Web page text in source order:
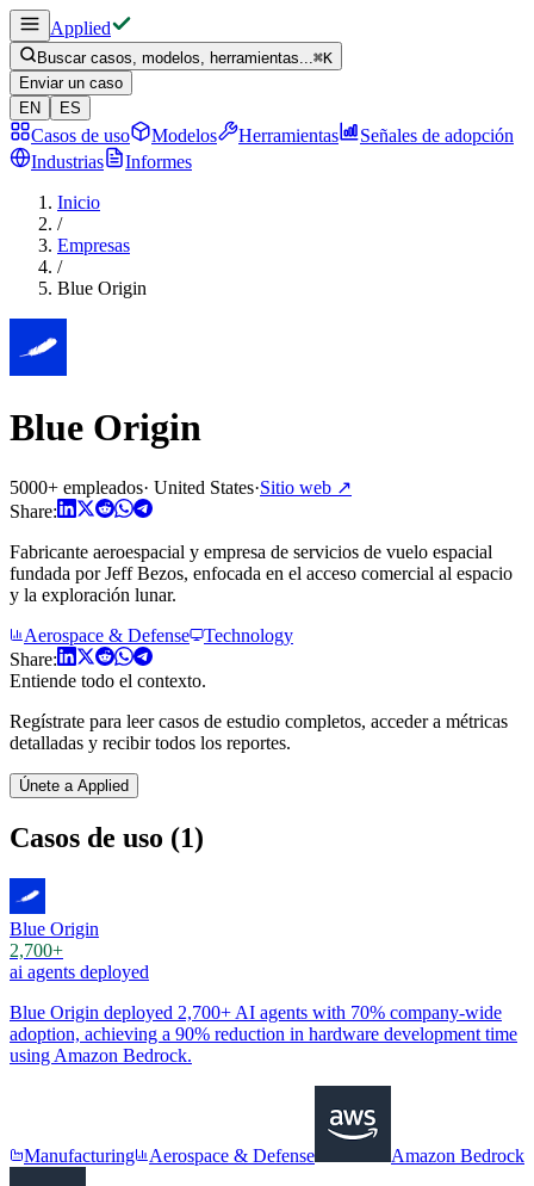
Applied
Buscar casos, modelos, herramientas...⌘K
Enviar un caso
EN
ES
Casos de uso Modelos Herramientas
Señales de adopción
Industrias
Informes
Inicio
/
Empresas
/
Blue Origin
Blue Origin
5000+ empleados· United States·Sitio web ↗
Share:
Fabricante aeroespacial y empresa de servicios de vuelo espacial
fundada por Jeff Bezos, enfocada en el acceso comercial al espacio
y la exploración lunar.
Aerospace & Defense
Technology
Share:
Entiende todo el contexto.
Regístrate para leer casos de estudio completos, acceder a métricas
detalladas y recibir todos los reportes.
Únete a Applied
Casos de uso (1)
Blue Origin
2,700+
ai agents deployed
Blue Origin deployed 2,700+ AI agents with 70% company-wide
adoption, achieving a 90% reduction in hardware development time
using Amazon Bedrock.
Manufacturing Aerospace & Defense Amazon Bedrock